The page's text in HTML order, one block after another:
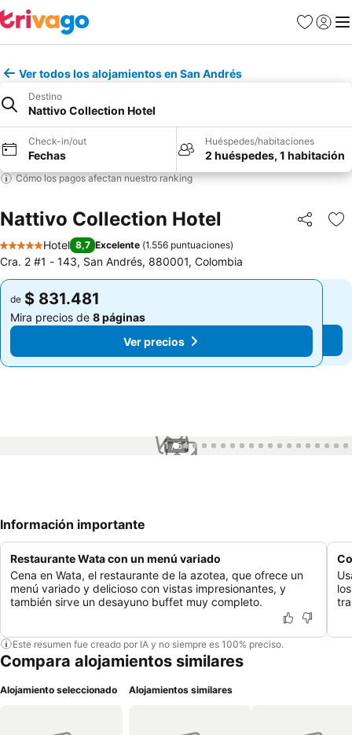
Favoritos
Iniciar
Ver todos los alojamientos en San Andrés
Destino
Nattivo Collection Hotel
Check-in/out
Fechas
Huéspedes/habitaciones
2 huéspedes, 1 habitación
Cómo los pagos afectan nuestro ranking
Nattivo Collection Hotel Compartir
5 Estrellas
Hotel 8,7 Excelente (1.556 puntuaciones)
Cra. 2 #1 - 143, San Andrés, 880001, Colombia
de $ 831.481
Mira precios de 8 páginas
Ver precios
de $ 831.481
Mira precios de 8 páginas
Ver precios
1 / 54
Información importante
Restaurante Wata con un menú variado
Cena en Wata, el restaurante de la azotea, que ofrece un
menú variado y delicioso con vistas impresionantes, y
también sirve un desayuno buffet muy completo.
Este resumen fue creado por IA y no siempre es 100% preciso.
Compara alojamientos similares
Alojamiento seleccionado Alojamientos similares